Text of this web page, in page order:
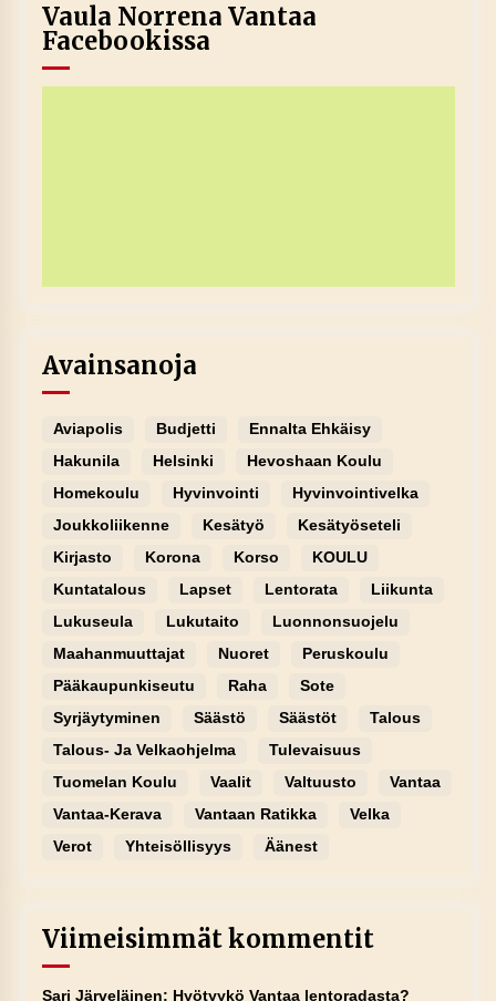
Vaula Norrena Vantaa
Facebookissa
Avainsanoja
Aviapolis Budjetti
Ennalta Ehkäisy
Hakunila
Helsinki
Hevoshaan Koulu
Homekoulu
Hyvinvointi
Hyvinvointivelka
Joukkoliikenne
Kesätyö
Kesätyöseteli
Kirjasto
Korona Korso
KOULU
Kuntatalous
Lapset Lentorata
Liikunta
Lukuseula
Lukutaito
Luonnonsuojelu
Maahanmuuttajat
Nuoret
Peruskoulu
Pääkaupunkiseutu
Raha
Sote
Syrjäytyminen
Säästö Säästöt
Talous
Talous- Ja Velkaohjelma
Tulevaisuus
Tuomelan Koulu
Vaalit Valtuusto
Vantaa
Vantaa-Kerava
Vantaan Ratikka
Velka
Verot
Yhteisöllisyys Äänest
Viimeisimmät kommentit
Sari Järveläinen: Hyötyykö Vantaa lentoradasta?